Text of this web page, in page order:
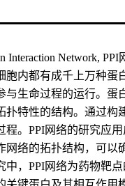
Interaction Network,
胞内都有成千上万种
与生命过程的运行。
扑特性的结构。通过
程。PPI网络的研究应
络的拓扑结构，可以
中，PPI网络为药物靶